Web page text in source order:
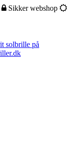
Sikker webshop